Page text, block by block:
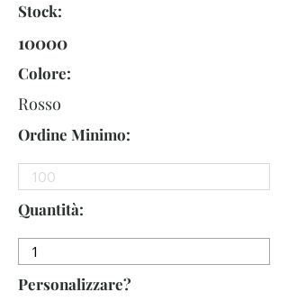
Stock:
10000
Colore:
Rosso
Ordine Minimo:
Quantità:
Personalizzare?